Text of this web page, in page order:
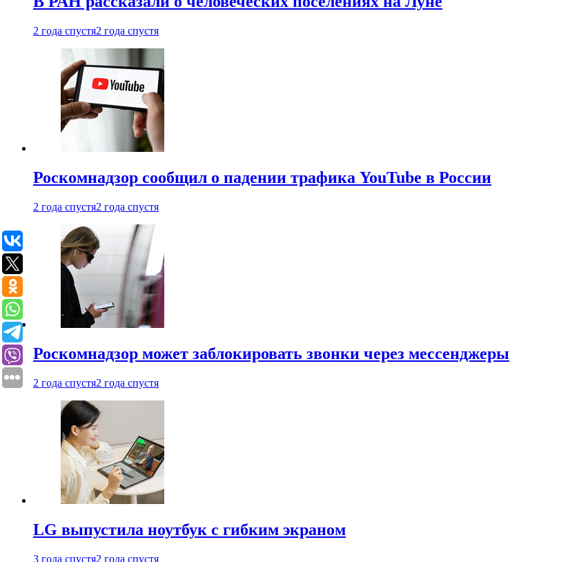
2 года спустя2 года спустя
Роскомнадзор сообщил о падении трафика YouTube в России
2 года спустя2 года спустя
Роскомнадзор может заблокировать звонки через мессенджеры
2 года спустя2 года спустя
LG выпустила ноутбук с гибким экраном
3 года спустя2 года спустя